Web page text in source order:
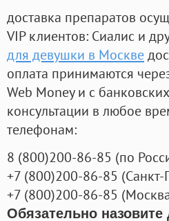
доставка препаратов
VIP клиентов: Сиалис и
для девушки в Москве
оплата принимаются
Web Money и с
консультации в любое
телефонам:
8 (800)200-86-85 (по
+7 (800)200-86-85 (Санкт-
+7 (800)200-86-85 (
Обязательно